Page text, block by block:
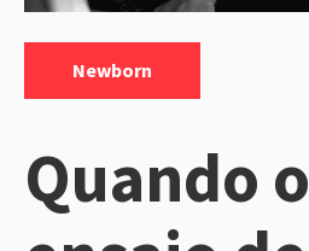
Newborn
Quando o